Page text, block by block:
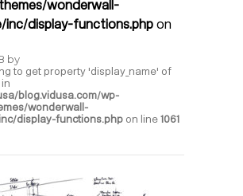
wonderwall-
inc/display-functions.php on
by
to get property 'display_name' of
blog.vidusa.com/wp-
wonderwall-
display-functions.php on line 1061